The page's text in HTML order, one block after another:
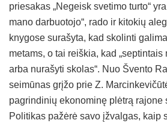
priesakas „Negeisk svetimo turto“
mano darbuotojo“, rado ir kitokių
knygose surašyta, kad skolinti
metams, o tai reiškia, kad „septintais
arba nurašyti skolas“. Nuo Švento
seimūnas grįžo prie Z.
pagrindinių ekonominę plėtrą rajone
Politikas pažėrė savo įžvalgas, kaip